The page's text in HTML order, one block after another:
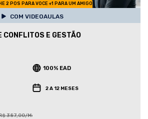
2 POS PARA VOCE +1 PARA UM AMIGO
COM VIDEOAULAS
CONFLITOS E GESTÃO
100% EAD
2 A 12 MESES
387,00/Mês